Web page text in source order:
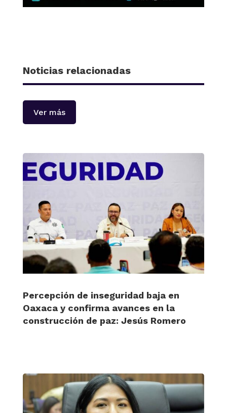
Noticias relacionadas
Ver más
Percepción de inseguridad baja en
Oaxaca y confirma avances en la
construcción de paz: Jesús Romero